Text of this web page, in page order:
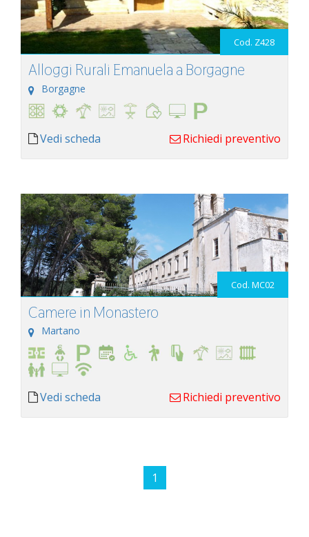
Cod. Z428
Alloggi Rurali Emanuela a Borgagne
Borgagne
Vedi scheda Richiedi preventivo
Cod. MC02
Camere in Monastero
Martano
Vedi scheda Richiedi preventivo
1